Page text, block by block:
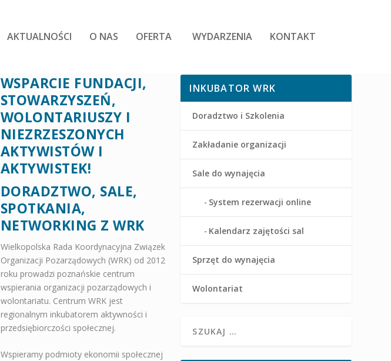
AKTUALNOŚCI O NAS OFERTA WYDARZENIA KONTAKT
WSPARCIE FUNDACJI,
STOWARZYSZEŃ,
WOLONTARIUSZY I
NIEZRZESZONYCH
AKTYWISTÓW I
AKTYWISTEK!
DORADZTWO, SALE,
SPOTKANIA,
NETWORKING Z WRK
Wielkopolska Rada Koordynacyjna Związek
Organizacji Pozarządowych (WRK) od 2012
roku prowadzi poznańskie centrum
wspierania organizacji pozarządowych i
wolontariatu. Centrum WRK jest
regionalnym inkubatorem aktywności i
przedsiębiorczości społecznej.
Wspieramy podmioty ekonomii społecznej
INKUBATOR WRK
Doradztwo i Szkolenia
Zakładanie organizacji
Sale do wynajęcia
System rezerwacji online
Kalendarz zajętości sal
Sprzęt do wynajęcia
Wolontariat